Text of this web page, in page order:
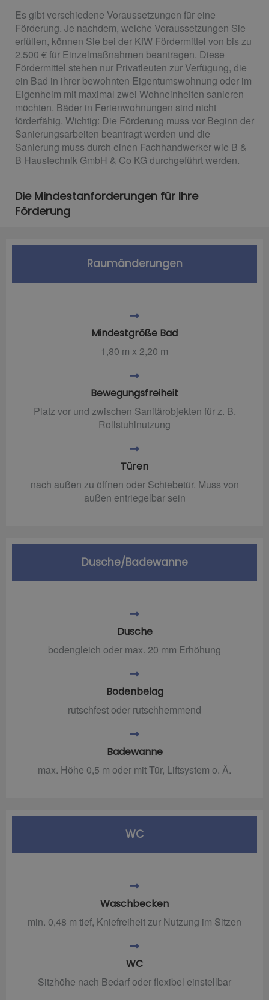
Es gibt verschiedene Voraussetzungen für eine
Förderung. Je nachdem, welche Voraussetzungen Sie
erfüllen, können Sie bei der KfW Fördermittel von bis zu
2.500 € für Einzelmaßnahmen beantragen. Diese
Fördermittel stehen nur Privatleuten zur Verfügung, die
ein Bad in ihrer bewohnten Eigentumswohnung oder im
Eigenheim mit maximal zwei Wohneinheiten sanieren
möchten. Bäder in Ferienwohnungen sind nicht
förderfähig. Wichtig: Die Förderung muss vor Beginn der
Sanierungsarbeiten beantragt werden und die
Sanierung muss durch einen Fachhandwerker wie B &
B Haustechnik GmbH & Co KG durchgeführt werden.
Die Mindestanforderungen für Ihre
Förderung
Raumänderungen
Mindestgröße Bad
1,80 m x 2,20 m
Bewegungsfreiheit
Platz vor und zwischen Sanitärobjekten für z. B.
Rollstuhlnutzung
Türen
nach außen zu öffnen oder Schiebetür. Muss von
außen entriegelbar sein
Dusche/Badewanne
Dusche
bodengleich oder max. 20 mm Erhöhung
Bodenbelag
rutschfest oder rutschhemmend
Badewanne
max. Höhe 0,5 m oder mit Tür, Liftsystem o. Ä.
WC
Waschbecken
min. 0,48 m tief, Kniefreiheit zur Nutzung im Sitzen
WC
Sitzhöhe nach Bedarf oder flexibel einstellbar